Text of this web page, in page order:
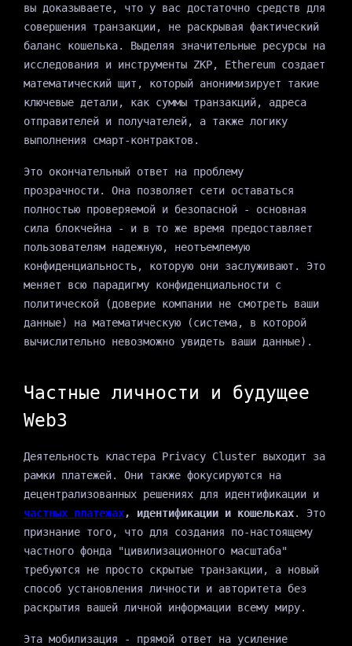
вы доказываете, что у вас достаточно средств для
совершения транзакции, не раскрывая фактический
баланс кошелька. Выделяя значительные ресурсы на
исследования и инструменты ZKP, Ethereum создает
математический щит, который анонимизирует такие
ключевые детали, как суммы транзакций, адреса
отправителей и получателей, а также логику
выполнения смарт-контрактов.
Это окончательный ответ на проблему
прозрачности. Она позволяет сети оставаться
полностью проверяемой и безопасной - основная
сила блокчейна - и в то же время предоставляет
пользователям надежную, неотъемлемую
конфиденциальность, которую они заслуживают. Это
меняет всю парадигму конфиденциальности с
политической (доверие компании не смотреть ваши
данные) на математическую (система, в которой
вычислительно невозможно увидеть ваши данные).
Частные личности и будущее
Web3
Деятельность кластера Privacy Cluster выходит за
рамки платежей. Они также фокусируются на
децентрализованных решениях для идентификации и
частных платежах, идентификации и кошельках. Это
признание того, что для создания по-настоящему
частного фонда "цивилизационного масштаба"
требуются не просто скрытые транзакции, а новый
способ установления личности и авторитета без
раскрытия вашей личной информации всему миру.
Эта мобилизация - прямой ответ на усиление